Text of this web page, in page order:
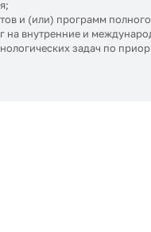
и (или) программ
на внутренние и
задач по